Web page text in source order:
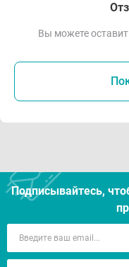
Вы можете
Подписывайтесь,